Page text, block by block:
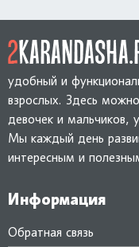
удобный и
взрослых. Здесь
девочек и мальчиков,
Мы каждый день
интересным и
Информация
Обратная связь